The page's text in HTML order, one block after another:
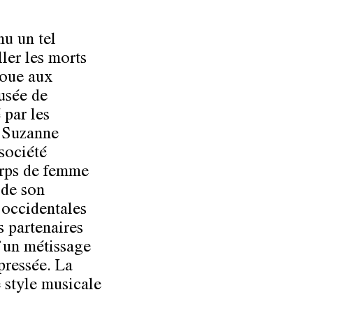
un tel
les morts
aux
de
par les
de femme
son
partenaires
métissage
La
style musicale